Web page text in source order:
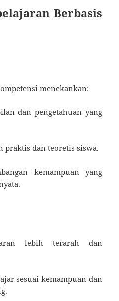
Berbasis
menekankan:
dan pengetahuan yang
praktis dan teoretis siswa.
kemampuan yang
lebih terarah dan
sesuai kemampuan dan